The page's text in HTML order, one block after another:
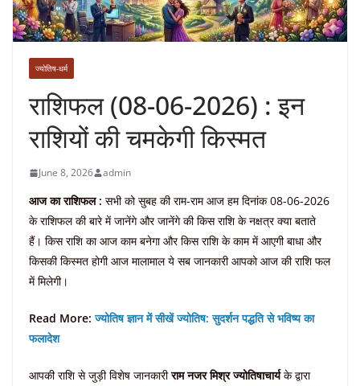
ज्योतिष-धर्म
राशिफल (08-06-2026) : इन
राशियों की चमकेगी किस्मत
June 8, 2026 admin
आज का राशिफल : सभी को सुबह की राम-राम आज हम दिनांक 08-06-2026
के राशिफल की बारे में जानेंगे और जानेंगे की किस राशि के नक्षत्र क्या बताते
हैं। किस राशि का आज काम बनेगा और किस राशि के काम में आएगी बाधा और
किसकी किस्मत होगी आज मालामाल ये सब जानकारी आपको आज की राशि फल
में मिलेगी।
Read More:ज्योतिष ज्ञान में सीखें ज्योतिष: सुदर्शन पद्धति से भविष्य का
फलादेश
आपकी राशि से जुड़ी विशेष जानकारीराम नजर मिश्र ज्योतिषाचार्यके द्वारा